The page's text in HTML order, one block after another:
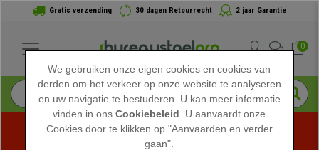
Gratis verzending 30 dagen Retourrecht 2 jaar Garantie
0
We gebruiken onze eigen cookies en cookies van
derden om het verkeer op onze website te analyseren
en uw navigatie te bestuderen. U kan meer informatie
vinden in onsCookiebeleid . U aanvaardt onze
Cookies door te klikken op "Aanvaarden en verder
gaan".